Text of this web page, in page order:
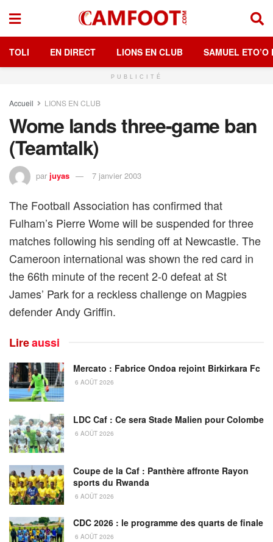
TOLI EN DIRECT LIONS EN CLUB SAMUEL ETO’O
PUBLICITÉ
Accueil LIONS EN CLUB
Wome lands three-game ban
(Teamtalk)
par juyas 7 janvier 2003
The Football Association has confirmed that
Fulham’s Pierre Wome will be suspended for three
matches following his sending off at Newcastle. The
Cameroon international was shown the red card in
the 66th minute of the recent 2-0 defeat at St
James’ Park for a reckless challenge on Magpies
defender Andy Griffin.
Lireaussi
Mercato : Fabrice Ondoa rejoint Birkirkara Fc
6 AOÛT 2026
LDC Caf : Ce sera Stade Malien pour Colombe
6 AOÛT 2026
Coupe de la Caf : Panthère affronte Rayon
sports du Rwanda
6 AOÛT 2026
CDC 2026 : le programme des quarts de finale
6 AOÛT 2026